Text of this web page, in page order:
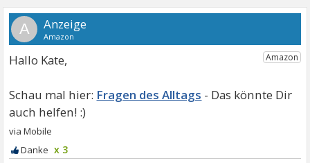
A
Hallo Kate,
Fragen des Alltags
x 3